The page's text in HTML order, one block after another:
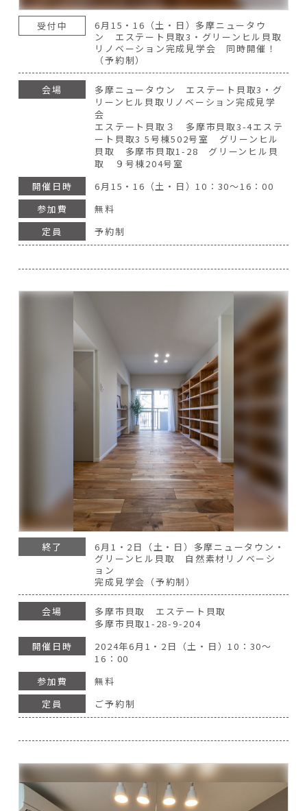
受付中
6月15・16（土・日）多摩ニュータウ
ン エステート貝取3・グリーンヒル貝取
リノベーション完成見学会 同時開催！
（予約制）
会場
多摩ニュータウン エステート貝取3・グ
リーンヒル貝取リノベーション完成見学
会
エステート貝取３ 多摩市貝取3-4エステ
ート貝取3 5号棟502号室 グリーンヒル
貝取 多摩市貝取1-28 グリーンヒル貝
取 ９号棟204号室
開催日時
6月15・16（土・日）10：30～16：00
参加費
無料
定員
予約制
終了
6月1・2日（土・日）多摩ニュータウン・
グリーンヒル貝取 自然素材リノベーシ
ョン
完成見学会（予約制）
会場
多摩市貝取 エステート貝取
多摩市貝取1-28-9-204
開催日時
2024年6月1・2日（土・日）10：30～
16：00
参加費
無料
定員
ご予約制